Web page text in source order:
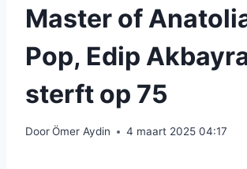
Master of
Pop, Edip
sterft op 75
DoorÖmer Aydin 4 maart 2025 04:17